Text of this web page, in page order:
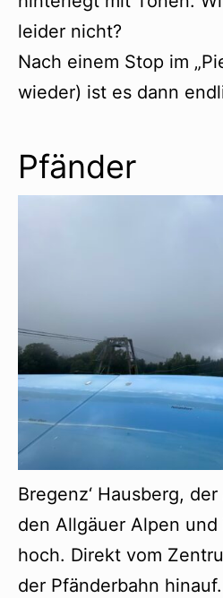
leider nicht?
Nach einem Stop im
wieder) ist es dann
Pfänder
Bregenz‘ Hausberg, der
den Allgäuer Alpen
hoch. Direkt vom
der Pfänderbahn